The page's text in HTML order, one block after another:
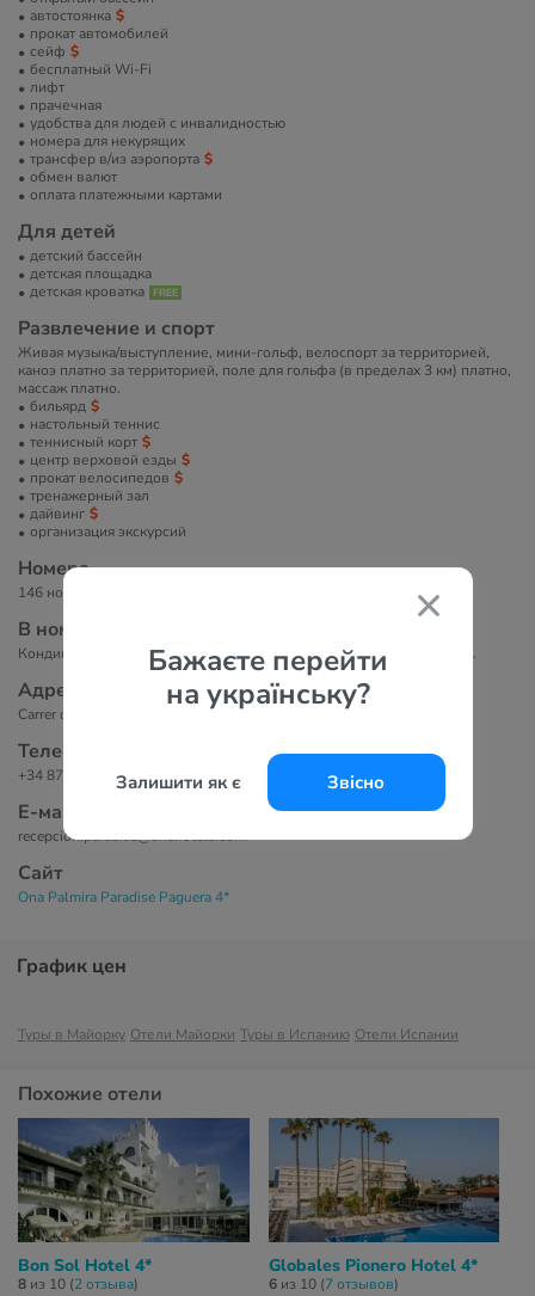
Бажаєте перейти
на українську?
Залишити як є Звісно
автостоянка
прокат автомобилей
сейф
бесплатный Wi-Fi
лифт
прачечная
удобства для людей с инвалидностью
номера для некурящих
трансфер в/из аэропорта
обмен валют
оплата платежными картами
Для детей
детский бассейн
детская площадка
детская кроватка
Развлечение и спорт
Живая музыка/выступление, мини-гольф, велоспорт за территорией,
каноэ платно за территорией, поле для гольфа (в пределах 3 км) платно,
массаж платно.
бильярд
настольный теннис
теннисный корт
центр верховой езды
прокат велосипедов
тренажерный зал
дайвинг
организация экскурсий
Номера
146 номеров.
В номерах
Кондиционер, ванная комната, телевизор, сейф, бесплатный Wi-Fi.
Адрес
Carrer de les Gavines, 24, 07160 Peguera, Illes Balears, Испания
Телефоны
+34 871 181 613
Е-маil
recepcion.paradise@onahotels.com
Сайт
Ona Palmira Paradise Paguera 4*
График цен
Туры в Майорку Отели Майорки Туры в Испанию Отели Испании
Похожие отели
Bon Sol Hotel 4*
8 из 10 (2 отзывa)
Globales Pionero Hotel 4*
6из 10 (7 отзывов)